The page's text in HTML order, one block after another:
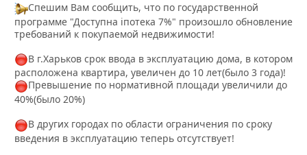
Спешим Вам сообщить, что по государственной
программе "Доступна іпотека 7%" произошло обновление
требований к покупаемой недвижимости!
В г.Харьков срок ввода в эксплуатацию дома, в котором
расположена квартира, увеличен до 10 лет(было 3 года)!
Превышение по нормативной площади увеличили до
40%(было 20%)
В других городах по области ограничения по сроку
введения в эксплуатацию теперь отсутствует!